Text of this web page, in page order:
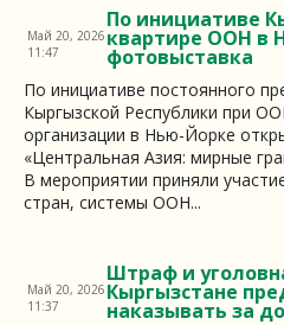
По инициативе
квартире ООН в
фотовыставка
Май 20, 2026
11:47
По инициативе постоянного
Кыргызской Республики при
организации в Нью-Йорке
«Центральная Азия: мирные
В мероприятии приняли
стран, системы ООН...
Штраф и
Кыргызстане
наказывать за
Май 20, 2026
11:37